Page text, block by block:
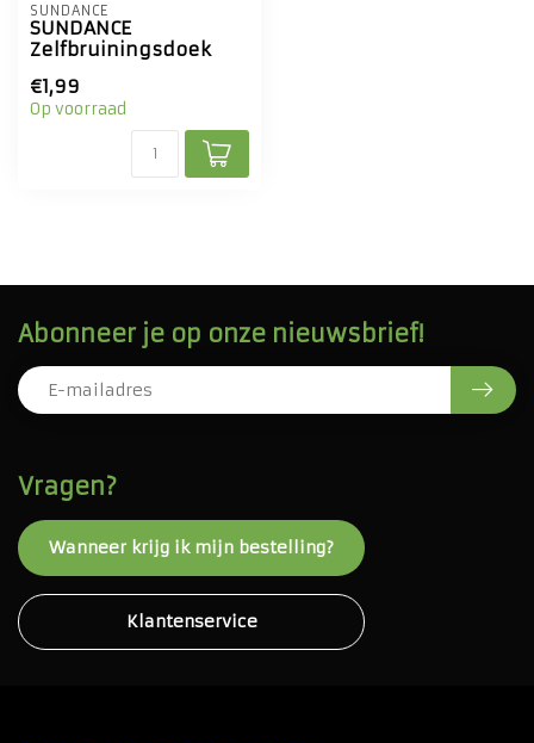
SUNDANCE
SUNDANCE
Zelfbruiningsdoek
€1,99
Op voorraad
Vragen?
Wanneer krijg ik mijn bestelling?
Klantenservice
Abonneer je op onze nieuwsbrief!